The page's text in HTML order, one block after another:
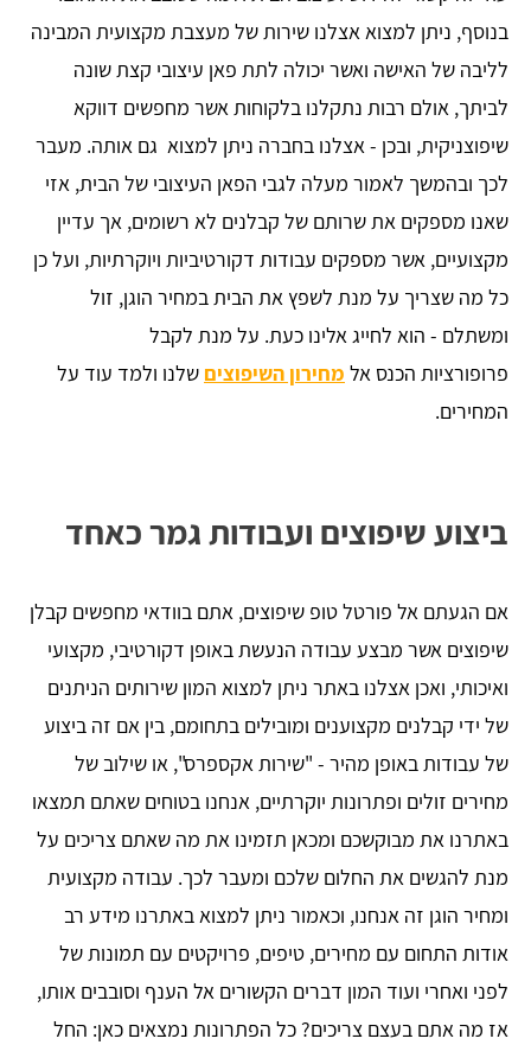
בנוסף, ניתן למצוא אצלנו שירות של מעצבת מקצועית המבינה
לליבה של האישה ואשר יכולה לתת פאן עיצובי קצת שונה
לביתך, אולם רבות נתקלנו בלקוחות אשר מחפשים דווקא
שיפוצניקית, ובכן - אצלנו בחברה ניתן למצוא גם אותה. מעבר
לכך ובהמשך לאמור מעלה לגבי הפאן העיצובי של הבית, אזי
שאנו מספקים את שרותם של קבלנים לא רשומים, אך עדיין
מקצועיים, אשר מספקים עבודות דקורטיביות ויוקרתיות, ועל כן
כל מה שצריך על מנת לשפץ את הבית במחיר הוגן, זול
ומשתלם - הוא לחייג אלינו כעת. על מנת לקבל
פרופורציות הכנס אל מחירון השיפוצים שלנו ולמד עוד על
המחירים.
ביצוע שיפוצים ועבודות גמר כאחד
אם הגעתם אל פורטל טופ שיפוצים, אתם בוודאי מחפשים קבלן
שיפוצים אשר מבצע עבודה הנעשת באופן דקורטיבי, מקצועי
ואיכותי, ואכן אצלנו באתר ניתן למצוא המון שירותים הניתנים
של ידי קבלנים מקצוענים ומובילים בתחומם, בין אם זה ביצוע
של עבודות באופן מהיר - "שירות אקספרס", או שילוב של
מחירים זולים ופתרונות יוקרתיים, אנחנו בטוחים שאתם תמצאו
באתרנו את מבוקשכם ומכאן תזמינו את מה שאתם צריכים על
מנת להגשים את החלום שלכם ומעבר לכך. עבודה מקצועית
ומחיר הוגן זה אנחנו, וכאמור ניתן למצוא באתרנו מידע רב
אודות התחום עם מחירים, טיפים, פרויקטים עם תמונות של
לפני ואחרי ועוד המון דברים הקשורים אל הענף וסובבים אותו,
אז מה אתם בעצם צריכים? כל הפתרונות נמצאים כאן: החל